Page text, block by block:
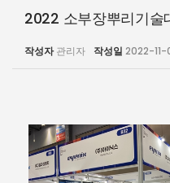
2022 소부장뿌리기술
작성자 관리자 작성일 2022-11-